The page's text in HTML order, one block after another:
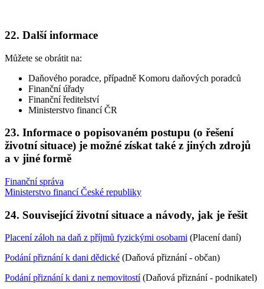
22. Další informace
Můžete se obrátit na:
Daňového poradce, případně Komoru daňových poradců
Finanční úřady
Finanční ředitelství
Ministerstvo financí ČR
23. Informace o popisovaném postupu (o řešení
životní situace) je možné získat také z jiných zdrojů
a v jiné formě
Finanční správa
Ministerstvo financí České republiky
24. Související životní situace a návody, jak je řešit
Placení záloh na daň z příjmů fyzickými osobami (Placení daní)
Podání přiznání k dani dědické (Daňová přiznání - občan)
Podání přiznání k dani z nemovitostí(Daňová přiznání - podnikatel)